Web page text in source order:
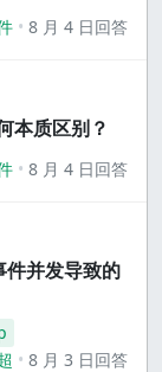
8 月 4 日回答
本质区别？
8 月 4 日回答
件并发导致的
8 月 3 日回答